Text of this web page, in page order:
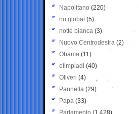
Napolitano (220)
no global (5)
notte bianca (3)
Nuovo Centrodestra (2)
Obama (11)
olimpiadi (40)
Oliveri (4)
Pannella (29)
Papa (33)
Parlamento (1.428)